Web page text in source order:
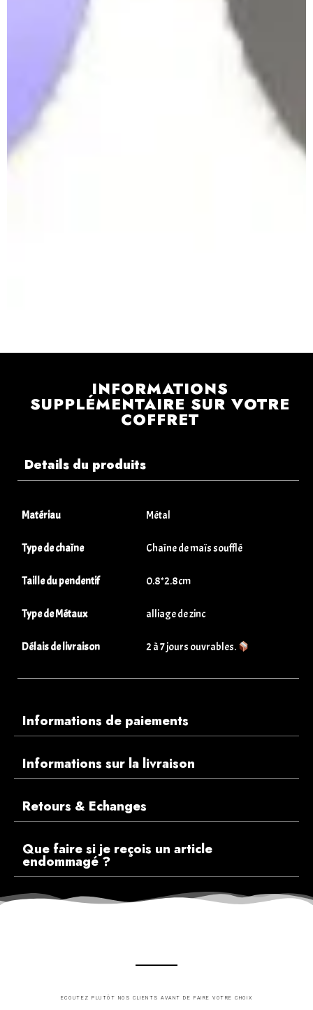
INFORMATIONS
SUPPLÉMENTAIRE SUR VOTRE
COFFRET
Details du produits
Matériau Métal
Type de chaîne Chaîne de maïs soufflé
Taille du pendentif 0.8*2.8cm
Type de Métaux alliage de zinc
Délais de livraison 2 à 7 jours ouvrables.
Informations de paiements
Informations sur la livraison
Retours & Echanges
Que faire si je reçois un article
endommagé ?
ECOUTEZ PLUTÔT NOS CLIENTS AVANT DE FAIRE VOTRE CHOIX